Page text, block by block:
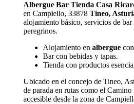
Albergue Bar Tienda Casa
en Campiello, 33878 Tineo,
alojamiento básico, servicios de
peregrinos.
Alojamiento en albergue
Bar con bebidas y tapas.
Tienda con productos
Ubicado en el concejo de Tineo,
de parada en rutas como el
accesible desde la zona de